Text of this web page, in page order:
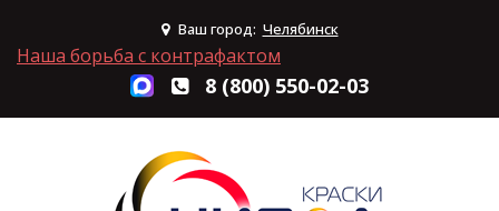
Ваш город: Челябинск
Наша борьба с контрафактом
8 (800) 550-02-03